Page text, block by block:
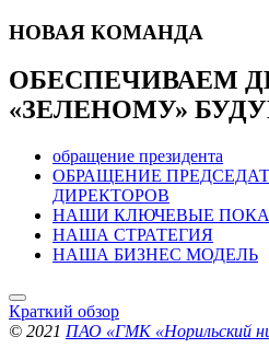
НОВАЯ КОМАНДА
ОБЕСПЕЧИВАЕМ
«ЗЕЛЕНОМУ»
обращение президента
ОБРАЩЕНИЕ
ДИРЕКТОРОВ
НАШИ КЛЮЧЕВЫЕ
НАША СТРАТЕГИЯ
НАША БИЗНЕС МОДЕЛЬ
Краткий обзор
© 2021 ПАО «ГМК «Норильский